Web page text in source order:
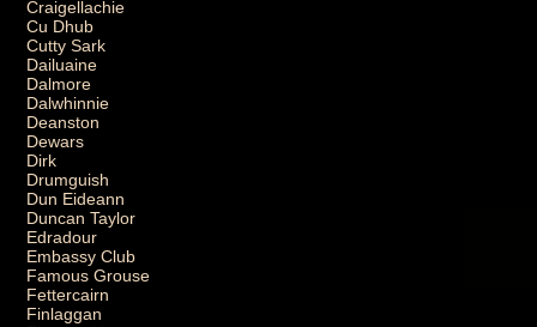
Craigellachie
Cu Dhub
Cutty Sark
Dailuaine
Dalmore
Dalwhinnie
Deanston
Dewars
Dirk
Drumguish
Dun Eideann
Duncan Taylor
Edradour
Embassy Club
Famous Grouse
Fettercairn
Finlaggan